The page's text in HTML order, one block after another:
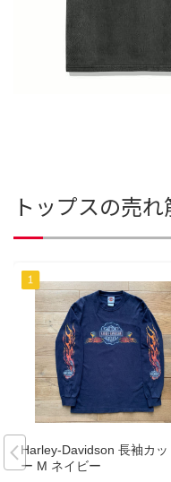
トップスの売
Harley-Davidson 長袖カッ
ー M ネイビー